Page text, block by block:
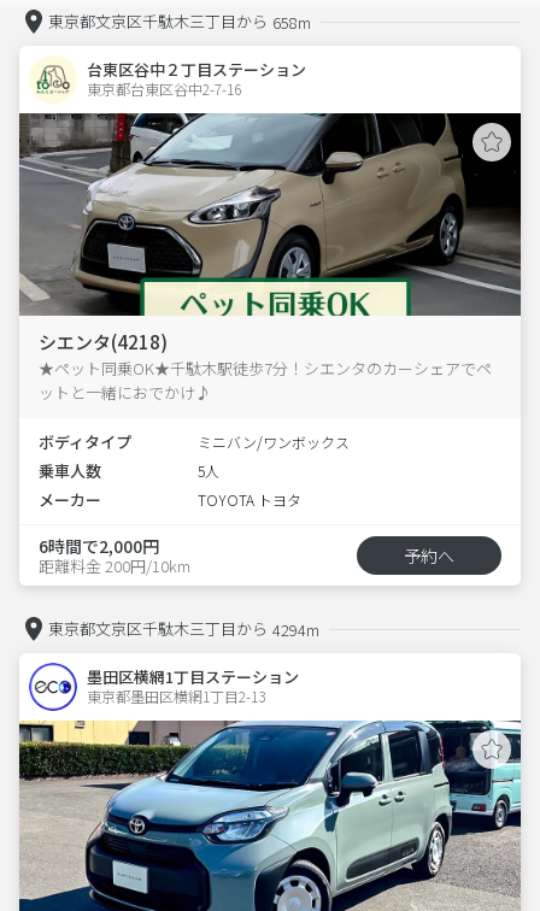
東京都文京区千駄木三丁目から 658m
台東区谷中２丁目ステーション
東京都台東区谷中2-7-16
シエンタ(4218)
★ペット同乗OK★千駄木駅徒歩7分！シエンタのカーシェアでペ
ットと一緒におでかけ♪
ボディタイプ ミニバン/ワンボックス
乗車人数 5人
メーカー TOYOTA トヨタ
6時間で2,000円
距離料金 200円/10km 予約へ
東京都文京区千駄木三丁目から 4294m
墨田区横網1丁目ステーション
東京都墨田区横網1丁目2-13